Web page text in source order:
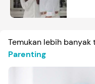
Temukan lebih banyak
Parenting